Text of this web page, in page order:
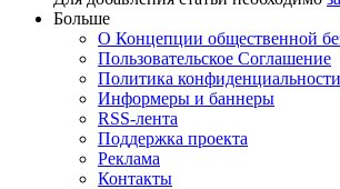
Больше
О Концепции общественной
Пользовательское Соглашение
Политика конфиденциальности
Информеры и баннеры
RSS-лента
Поддержка проекта
Реклама
Контакты